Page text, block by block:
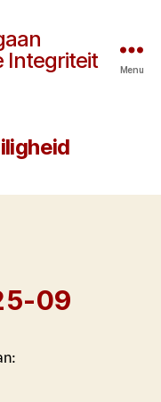
Integriteit
Menu
09